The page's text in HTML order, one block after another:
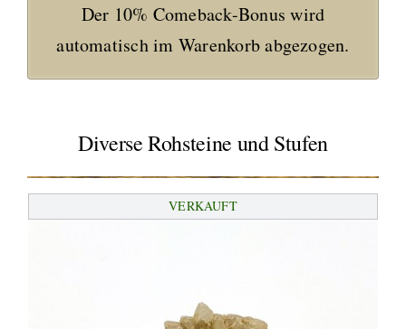
Der 10% Comeback-Bonus wird
automatisch im Warenkorb abgezogen.
Diverse Rohsteine und Stufen
VERKAUFT